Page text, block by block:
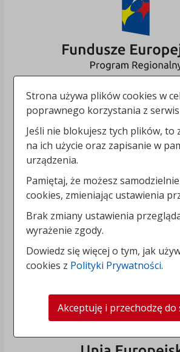
Strona używa plików cookies w
poprawnego korzystania z
Jeśli nie blokujesz tych plików, to
na ich użycie oraz zapisanie w
urządzenia.
Pamiętaj, że możesz
cookies, zmieniając ustawienia
Brak zmiany ustawienia
wyrażenie zgody.
Dowiedz się więcej o tym, jak
cookies z Polityki Prywatności.
Akceptuję i przechodzę do